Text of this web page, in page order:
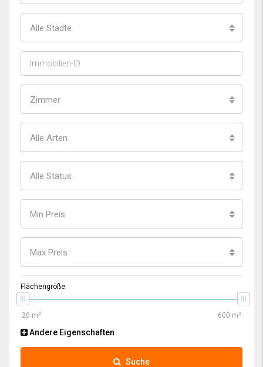
Alle Städte
Zimmer
Alle Arten
Alle Status
Min Preis
Max Preis
Flächengröße
Andere Eigenschaften
Suche